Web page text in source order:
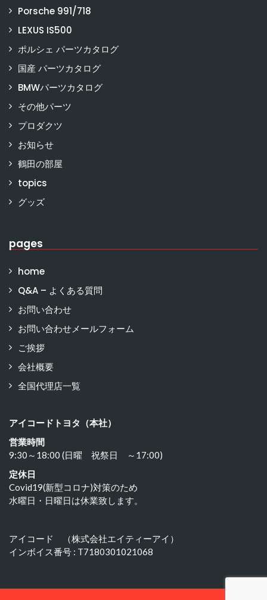
Porsche 991/718
LEXUS IS500
ポルシェ パーツカタログ
国産 パーツカタログ
BMWパーツカタログ
その他パーツ
プロダクツ
お知らせ
鶴田の部屋
topics
グッズ
pages
home
Q&A – よくある質問
お問い合わせ
お問い合わせメールフォーム
ご挨拶
会社概要
全国代理店一覧
アイコードトヨタ（本社）
営業時間
9:30～18:00 (日曜 祝祭日 ～17:00)
定休日
Covid19(新型コロナ)対策のため
水曜日・日曜日は休業致します。
アイコード （株式会社エイティーアイ）
インボイス番号 : T7180301021068